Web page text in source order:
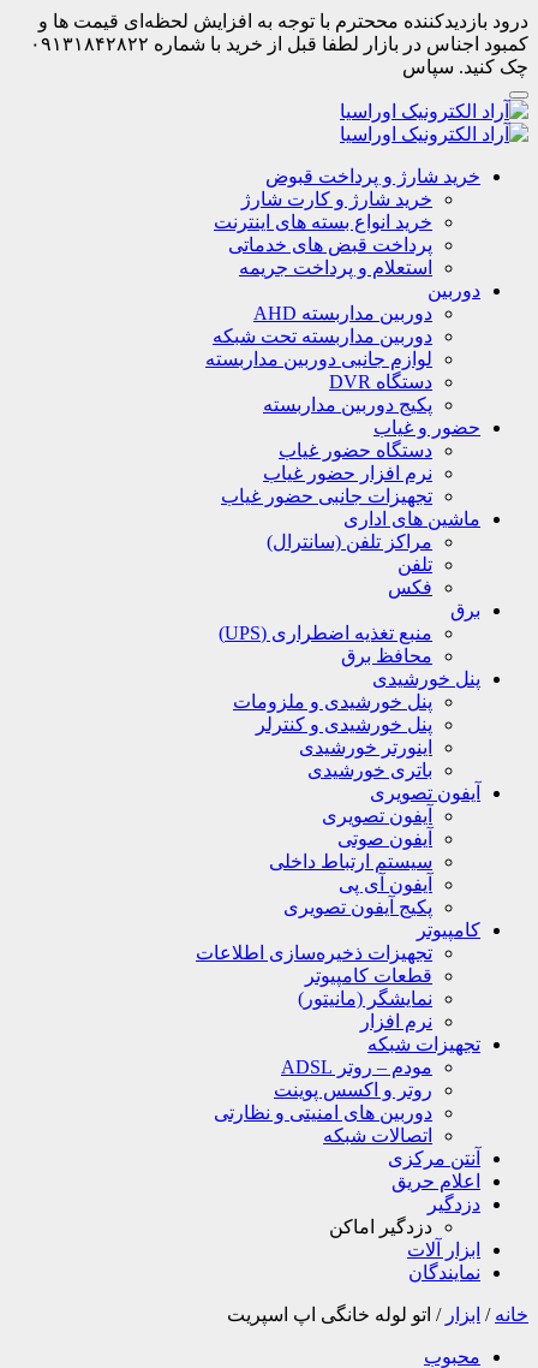
درود بازدیدکننده مححترم با توجه به افزایش لحظه‌ای قیمت ها و
کمبود اجناس در بازار لطفا قبل از خرید با شماره ۰۹۱۳۱۸۴۲۸۲۲
چک کنید. سپاس
خرید شارژ و پرداخت قبوض
خرید شارژ و کارت شارژ
خرید انواع بسته های اینترنت
پرداخت قبض های خدماتی
استعلام و پرداخت جریمه
دوربین
دوربین مداربسته AHD
دوربین مداربسته تحت شبکه
لوازم جانبی دوربین مداربسته
دستگاه DVR
پکیج دوربین مداربسته
حضور و غیاب
دستگاه حضور غیاب
نرم افزار حضور غیاب
تجهیزات جانبی حضور غیاب
ماشین های اداری
مراکز تلفن (سانترال)
تلفن
فکس
برق
منبع تغذیه اضطراری (UPS)
محافظ برق
پنل خورشیدی
پنل خورشیدی و ملزومات
پنل خورشیدی و کنترلر
اینورتر خورشیدی
باتری خورشیدی
آیفون تصویری
آیفون تصویری
آیفون صوتی
سیستم ارتباط داخلی
آیفون آی پی
پکیج آیفون تصویری
کامپیوتر
تجهیزات ذخیره‌سازی اطلاعات
قطعات کامپیوتر
نمایشگر (مانیتور)
نرم افزار
تجهیزات شبکه
مودم – روتر ADSL
روتر و اکسس پوینت
دوربین های امنیتی و نظارتی
اتصالات شبکه
آنتن مرکزی
اعلام حریق
دزدگیر
دزدگیر اماکن
ابزار آلات
نمایندگان
خانه / ابزار / اتو لوله خانگی اپ اسپریت
محبوب